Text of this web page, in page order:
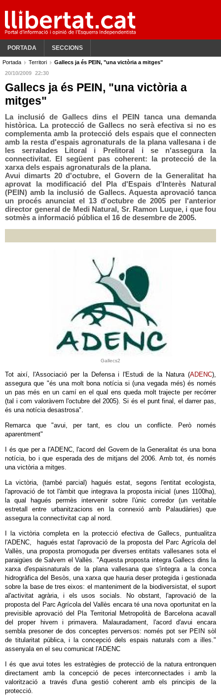
PORTADA SECCIONS
Portada Territori
Gallecs ja és PEIN, "una victòria a mitges"
20/10/2009 22:30
Gallecs ja és PEIN, "una victòria a
mitges"
La inclusió de Gallecs dins el PEIN tanca una demanda
històrica. La protecció de Gallecs no serà efectiva si no es
complementa amb la protecció dels espais que el connecten
amb la resta d'espais agronaturals de la plana vallesana i de
les serralades Litoral i Prelitoral i se n'assegura la
connectivitat. El següent pas coherent: la protecció de la
xarxa dels espais agronaturals de la plana.
Avui dimarts 20 d'octubre, el Govern de la Generalitat ha
aprovat la modificació del Pla d'Espais d'Interès Natural
(PEIN) amb la inclusió de Gallecs. Aquesta aprovació tanca
un procés anunciat el 13 d'octubre de 2005 per l'anterior
director general de Medi Natural, Sr. Ramon Luque, i que fou
sotmès a informació pública el 16 de desembre de 2005.
Gallecs2
Tot així, l'Associació per la Defensa i l'Estudi de la Natura (ADENC),
assegura que "és una molt bona notícia si (una vegada més) és només
un pas més en un camí en el qual ens queda molt trajecte per recórrer
(tal i com valoràvem l'octubre del 2005). Si és el punt final, el darrer pas,
és una notícia desastrosa".
Remarca que "avui, per tant, es clou un conflicte. Però només
aparentment"
I és que per a l'ADENC, l'acord del Govern de la Generalitat és una bona
notícia, bo i que esperada des de mitjans del 2006. Amb tot, és només
una victòria a mitges.
La victòria, (també parcial) hagués estat, segons l'entitat ecologista,
l'aprovació de tot l'àmbit que integrava la proposta inicial (unes 1100ha),
la qual hagués permès intervenir sobre l'únic corredor (un veritable
estretall entre urbanitzacions en la connexió amb Palaudàries) que
assegura la connectivitat cap al nord.
I la victòria completa en la protecció efectiva de Gallecs, puntualitza
l'ADENC, hagués estat l'aprovació de la proposta del Parc Agrícola del
Vallès, una proposta promoguda per diverses entitats vallesanes sota el
paraigües de Salvem el Vallès. "Aquesta proposta integra Gallecs dins la
xarxa d'espaisnaturals de la plana vallesana que s'integra a la conca
hidrogràfica del Besòs, una xarxa que hauria deser protegida i gestionada
sobre la base de tres eixos: el manteniment de la biodiversistat, el suport
al'activitat agrària, i els usos socials. No obstant, l'aprovació de la
proposta del Parc Agrícola del Vallès encara té una nova oportunitat en la
previsible aprovació del Pla Territorial Metropolità de Barcelona acavall
del proper hivern i primavera. Malauradament, l'acord d'avui encara
sembla presoner de dos conceptes perversos: només pot ser PEIN sòl
de titularitat pública, i la concepció dels espais naturals com a illes."
assenyala en el seu comunicat l'ADENC
I és que avui totes les estratègies de protecció de la natura entronquen
directament amb la concepció de peces interconnectades i amb la
valorització a través d'una gestió coherent amb els principis de la
protecció.